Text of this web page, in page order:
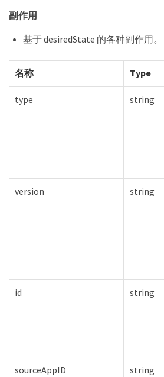
副作用
基于 desiredState 的各种副作用。
名称 Type
type string
version string
id string
sourceAppID string